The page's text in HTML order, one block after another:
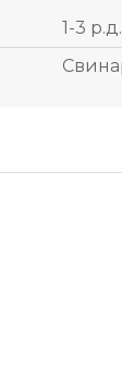
1-3 р.д.